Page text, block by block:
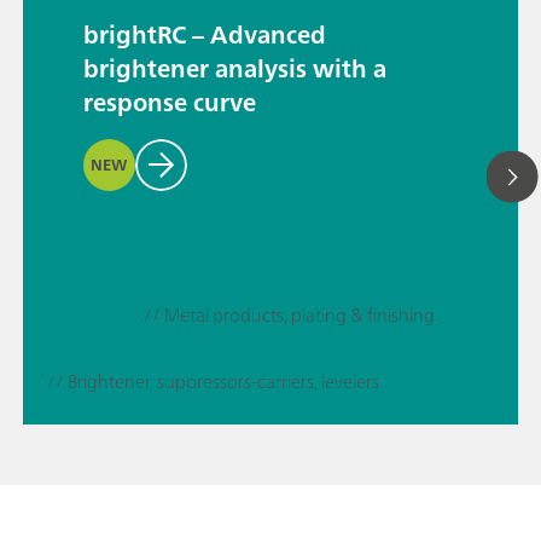
brightRC – Advanced
brightener analysis with a
response curve
NEW
// Metal products, plating & finishing
// Brightener, suppressors-carriers, levelers